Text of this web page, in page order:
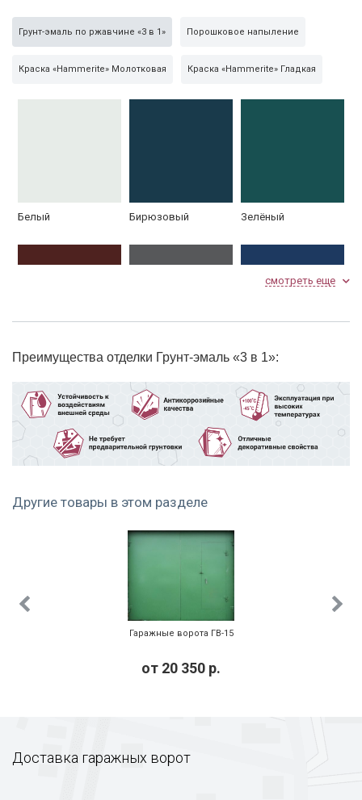
Утеплитель
Грунт-эмаль по ржавчине «3 в 1» Порошковое напыление
Краска «Hammerite» Молотковая Краска «Hammerite» Гладкая
Белый Бирюзовый Зелёный
Красно-коричневый Серый Синий
Тёмно-зеленый Тёмно-синий
смотреть еще
Преимущества отделки Грунт-эмаль «3 в 1»:
Другие товары в этом разделе
Гаражные ворота ГВ-15
от 20 350 р.
Доставка гаражных ворот